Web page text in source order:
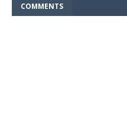
COMMENTS